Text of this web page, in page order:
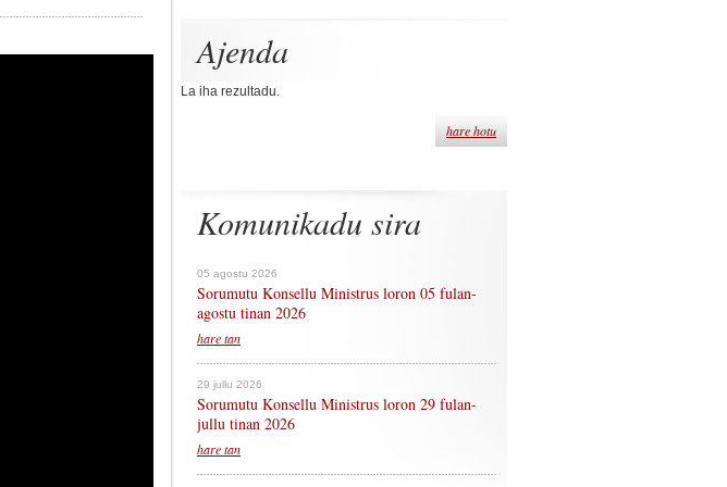
Ajenda
La iha rezultadu.
hare hotu
Komunikadu sira
05 agostu 2026
Sorumutu Konsellu Ministrus loron 05 fulan-
agostu tinan 2026
hare tan
29 jullu 2026
Sorumutu Konsellu Ministrus loron 29 fulan-
jullu tinan 2026
hare tan